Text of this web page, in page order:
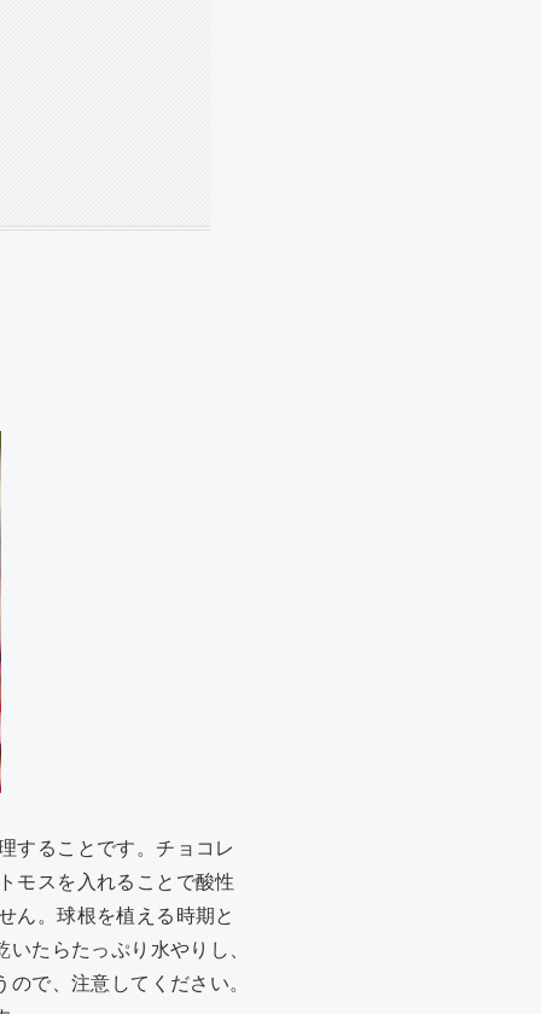
することです。チョコレ
モスを入れることで酸性
ん。球根を植える時期と
たらたっぷり水やりし、
で、注意してください。